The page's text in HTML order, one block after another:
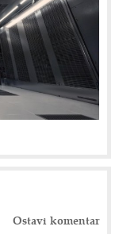
Ostavi komentar